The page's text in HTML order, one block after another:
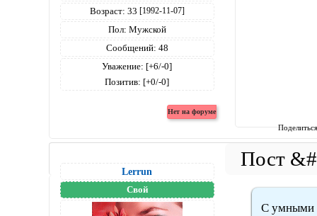
Возраст: 33 [1992-11-07]
Пол: Мужской
Сообщений: 48
Уважение: [+6/-0]
Позитив: [+0/-0]
Lerrun
Свой
С умными